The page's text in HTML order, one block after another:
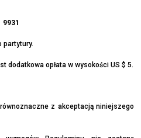
9931
partytury.
dodatkowa opłata w wysokości US $ 5.
z akceptacją niniejszego